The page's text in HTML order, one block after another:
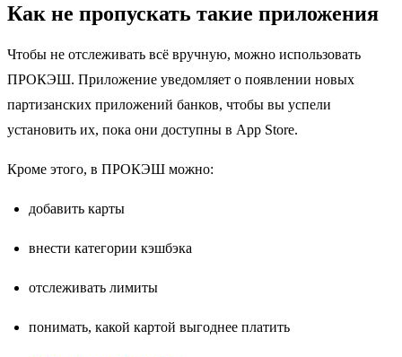
Как не пропускать такие приложения
Чтобы не отслеживать всё вручную, можно использовать
ПРОКЭШ. Приложение уведомляет о появлении новых
партизанских приложений банков, чтобы вы успели
установить их, пока они доступны в App Store.
Кроме этого, в ПРОКЭШ можно:
добавить карты
внести категории кэшбэка
отслеживать лимиты
понимать, какой картой выгоднее платить